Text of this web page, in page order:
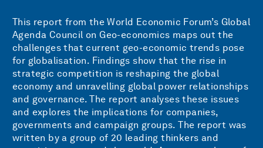
This report from the World Economic Forum’s Global
Agenda Council on Geo-economics maps out the
challenges that current geo-economic trends pose
for globalisation. Findings show that the rise in
strategic competition is reshaping the global
economy and unravelling global power relationships
and governance. The report analyses these issues
and explores the implications for companies,
governments and campaign groups. The report was
written by a group of 20 leading thinkers and